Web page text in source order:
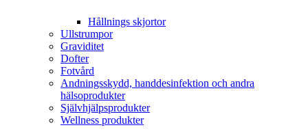
Hållnings skjortor
Ullstrumpor
Graviditet
Dofter
Fotvård
Andningsskydd, handdesinfektion och andra
hälsoprodukter
Självhjälpsprodukter
Wellness produkter